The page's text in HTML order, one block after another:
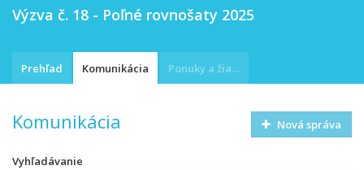
Výzva č. 18 - Poľné rovnošaty 2025
Prehľad Komunikácia Ponuky a žiadosti
Komunikácia Nová správa
Vyhľadávanie